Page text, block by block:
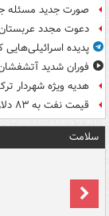
صورت جدید مسئله
دعوت مجدد
پدیده اسرائیلی‌هایی
فوران شدید آتشفشان
هدیه ویژه شهردار
قیمت نفت به ۸۳ دلار و ۵۵ سنت در هر بشکه رسید
سلامت